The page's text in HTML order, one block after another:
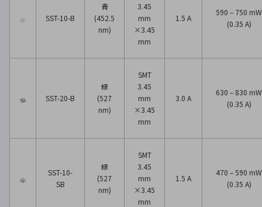
SST-10-B
青
(452.5
nm)
3.45
mm
×3.45
mm
1.5 A
590 – 750 mW
(0.35 A)
SST-20-B
緑
(527
nm)
SMT
3.45
mm
×3.45
mm
3.0 A
630 – 830 mW
(0.35 A)
SST-10-
SB
緑
(527
nm)
SMT
3.45
mm
×3.45
mm
1.5 A
470 – 590 mW
(0.35 A)